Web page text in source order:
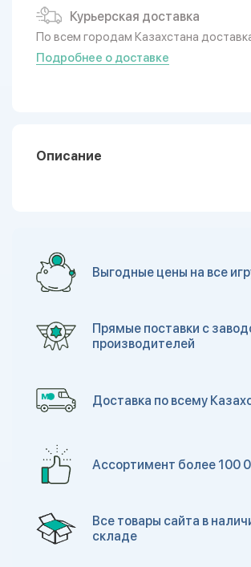
Курьерская доставка
По всем городам Казахстана
Подробнее о доставке
Описание
Выгодные цены на все
Прямые поставки с
производителей
Доставка по всему
Ассортимент более 100
Все товары сайта в
складе